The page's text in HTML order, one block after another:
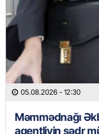
05.08.2026 - 12:30
Məmmədnağı
agentliyin sədr